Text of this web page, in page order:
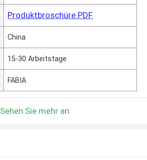
Produktbroschüre PDF
China
15-30 Arbeitstage
FABIA
Sehen Sie mehr an